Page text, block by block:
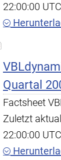
22:00:00
Quartal
Factsheet
Zuletzt
22:00:00